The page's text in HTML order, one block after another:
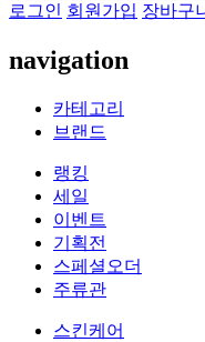
로그인 회원가입 장바구
navigation
카테고리
브랜드
랭킹
세일
이벤트
기획전
스페셜오더
주류관
스킨케어